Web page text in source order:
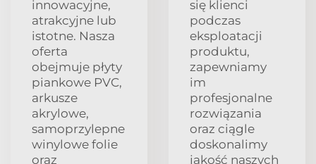
innowacyjne,
atrakcyjne lub
istotne. Nasza
oferta
obejmuje płyty
piankowe PVC,
arkusze
akrylowe,
samoprzylepne
winylowe folie
oraz
się klienci
podczas
eksploatacji
produktu,
zapewniamy
im
profesjonalne
rozwiązania
oraz ciągle
doskonalimy
jakość naszych